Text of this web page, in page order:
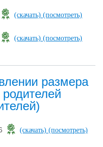
(скачать) (посмотреть)
(скачать) (посмотреть)
размера
(скачать) (посмотреть)